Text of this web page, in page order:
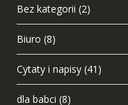
Bez kategorii (2)
Biuro (8)
Cytaty i napisy (41)
dla babci (8)